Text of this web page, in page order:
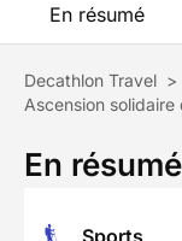
En résumé
Decathlon Travel >
Ascension
En résumé
Sports